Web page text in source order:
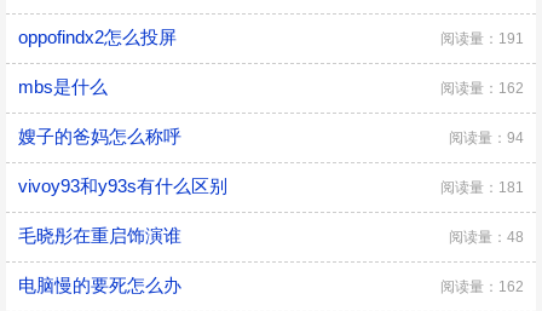
oppofindx2怎么投屏 阅读量：191
mbs是什么 阅读量：162
嫂子的爸妈怎么称呼 阅读量：94
vivoy93和y93s有什么区别 阅读量：181
毛晓彤在重启饰演谁 阅读量：48
电脑慢的要死怎么办 阅读量：162